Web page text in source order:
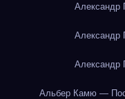
Александр
Александр
Александр
Альбер Камю —